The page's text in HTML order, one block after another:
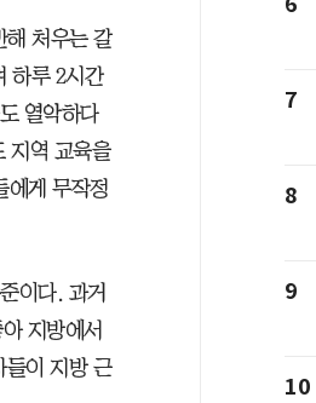
해 처우는 갈
하루 2시간
열악하다
지역 교육을
에게 무작정
이다. 과거
지방에서
들이 지방 근
7
8
9
10